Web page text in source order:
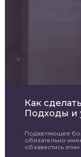
Как
Подходы и
Подавляющее
обязательно
обзавестись